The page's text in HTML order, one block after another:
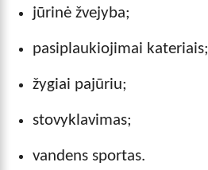
jūrinė žvejyba;
pasiplaukiojimai kateriais;
žygiai pajūriu;
stovyklavimas;
vandens sportas.